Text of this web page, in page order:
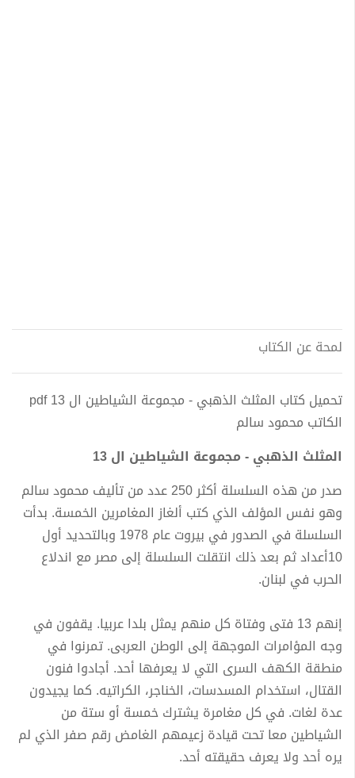
لمحة عن الكتاب
تحميل كتاب المثلث الذهبي - مجموعة الشياطين ال 13 pdf
الكاتب محمود سالم
المثلث الذهبي - مجموعة الشياطين ال 13
صدر من هذه السلسلة أكثر 250 عدد من تأليف محمود سالم
وهو نفس المؤلف الذي كتب ألغاز المغامرين الخمسة. بدأت
السلسلة في الصدور في بيروت عام 1978 وبالتحديد أول
10أعداد ثم بعد ذلك انتقلت السلسلة إلى مصر مع اندلاع
الحرب في لبنان.
إنهم 13 فتى وفتاة كل منهم يمثل بلدا عربيا. يقفون في
وجه المؤامرات الموجهة إلى الوطن العربى. تمرنوا في
منطقة الكهف السرى التي لا يعرفها أحد. أجادوا فنون
القتال، استخدام المسدسات، الخناجر، الكراتيه. كما يجيدون
عدة لغات. في كل مغامرة يشترك خمسة أو ستة من
الشياطين معا تحت قيادة زعيمهم الغامض رقم صفر الذي لم
يره أحد ولا يعرف حقيقته أحد.